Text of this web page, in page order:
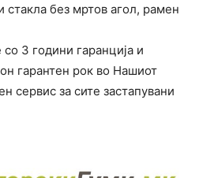
стакла без мртов агол, рамен
3 години гаранција и
гарантен рок во Нашиот
сервис за сите застапувани